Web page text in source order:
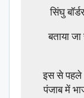
सिंघु
बताया
इस से पहले
पंजाब में